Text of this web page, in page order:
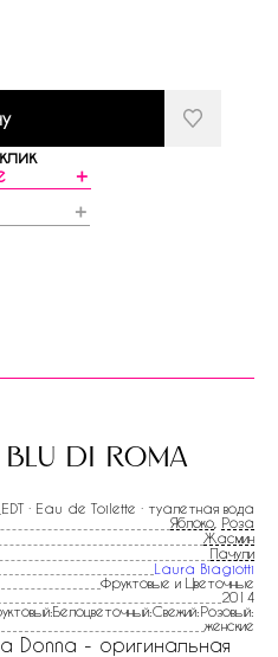
＋
＋
di roma
EDT · Eau de Toilette · туалетная вода
Яблоко Роза
Жасмин
Пачули
Laura Biagiotti
Фруктовые и Цветочные
2014
женские
Donna - оригинальная